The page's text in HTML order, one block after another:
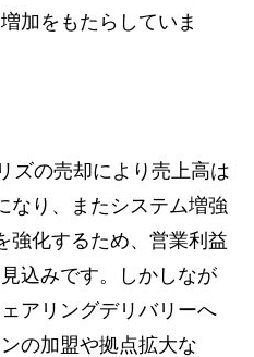
加をもたらしていま
ズの売却により売上高は
なり、またシステム増強
強化するため、営業利益
込みです。しかしなが
アリングデリバリーへ
の加盟や拠点拡大な